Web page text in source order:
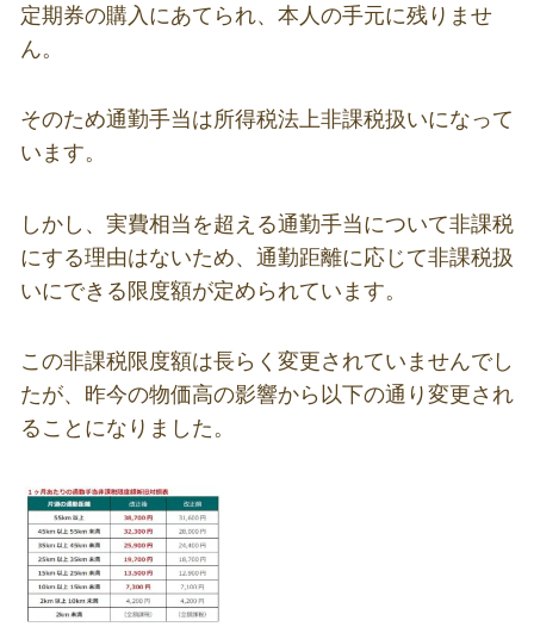
定期券の購入にあてられ、本人の手元に残りませ
ん。
そのため通勤手当は所得税法上非課税扱いになって
います。
しかし、実費相当を超える通勤手当について非課税
にする理由はないため、通勤距離に応じて非課税扱
いにできる限度額が定められています。
この非課税限度額は長らく変更されていませんでし
たが、昨今の物価高の影響から以下の通り変更され
ることになりました。